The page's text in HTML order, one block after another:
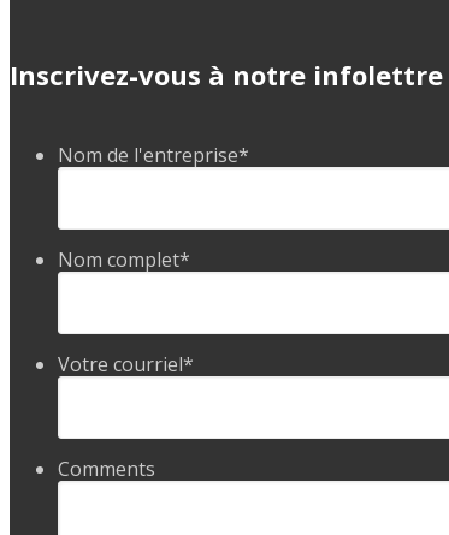
Inscrivez-vous à notre infolettre
Nom de l'entreprise*
Nom complet*
Votre courriel*
Comments